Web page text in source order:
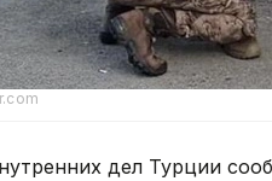
дел Турции